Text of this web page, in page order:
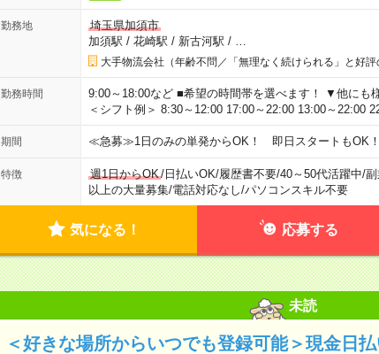
勤務地
埼玉県加須市
加須駅 / 花崎駅 / 新古河駅 /
大手物流会社（年齢不問／「無理なく続けられる」と好評
勤務時間
9:00～18:00など ■希望の時間帯を選べます！ ▼他にも
＜シフト例＞ 8:30～12:00 17:00～22:00 13:00～22:00
期間 ≪急募≫1日のみの単発からOK！ 即日スタートもOK
特徴 週1日からOK/日払いOK/履歴書不要/40～50代活躍中/副
以上の大量募集/電話対応なし/パソコンスキル不要
気になる！ 応募する
未読
＜好きな場所からいつでも登録可能＞現金日